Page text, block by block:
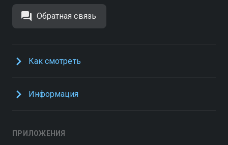
Обратная связь
Как смотреть
Информация
ПРИЛОЖЕНИЯ